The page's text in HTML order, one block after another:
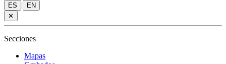
ES |
EN
✕
Secciones
Mapas